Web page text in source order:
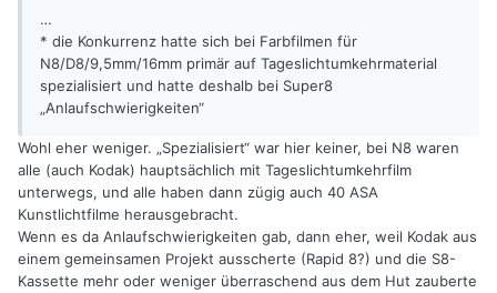
…
* die Konkurrenz hatte sich bei Farbfilmen für
N8/D8/9,5mm/16mm primär auf Tageslichtumkehrmaterial
spezialisiert und hatte deshalb bei Super8
„Anlaufschwierigkeiten“
Wohl eher weniger. „Spezialisiert“ war hier keiner, bei N8 waren
alle (auch Kodak) hauptsächlich mit Tageslichtumkehrfilm
unterwegs, und alle haben dann zügig auch 40 ASA
Kunstlichtfilme herausgebracht.
Wenn es da Anlaufschwierigkeiten gab, dann eher, weil Kodak aus
einem gemeinsamen Projekt ausscherte (Rapid 8?) und die S8-
Kassette mehr oder weniger überraschend aus dem Hut zauberte